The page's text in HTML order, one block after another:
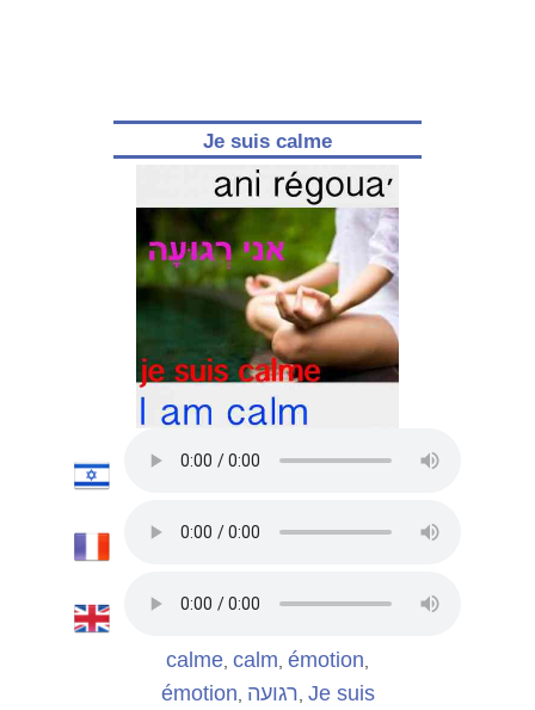
Je suis calme
calme calm émotion
émotion רגועה Je suis